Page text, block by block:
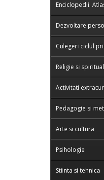
Enciclopedii.
Dezvoltare
Culegeri ciclul
Religie si
Activitati
Pedagogie si
Arte si cultura
Psihologie
Stiinta si tehnica